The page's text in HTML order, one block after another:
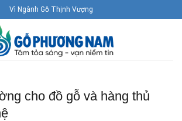
Vì Ngành Gỗ Thịnh Vượng
cho đồ gỗ và hàng thủ